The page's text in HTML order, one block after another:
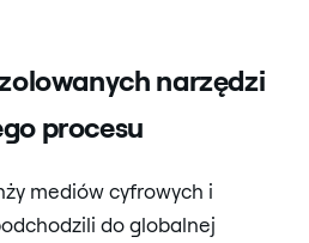
narzędzi
procesu
mediów cyfrowych i
do globalnej